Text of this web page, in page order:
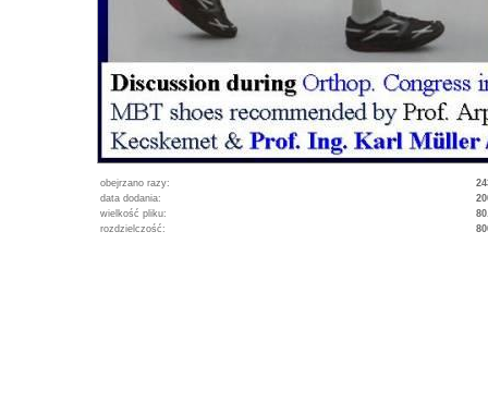
obejrzano razy:
data dodania:
wielkość pliku:
rozdzielczość: